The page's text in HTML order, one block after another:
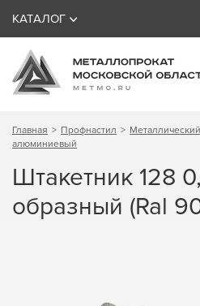
КАТАЛОГ
Главная Профнастил
алюминиевый
Штакетник 128
образный (Ral